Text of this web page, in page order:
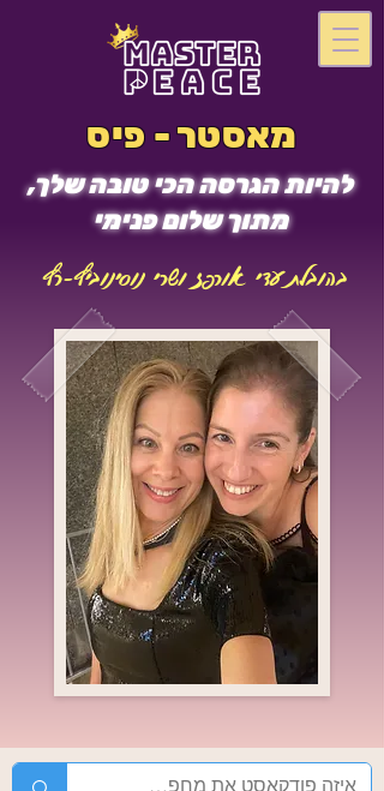
מאסטר - פיס
להיות הגרסה הכי טובה שלך,
מתוך שלום פנימי
בהובלת עדי אורפז ושרי נוסינוביץ-רץ